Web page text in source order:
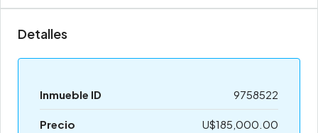
Detalles
Inmueble ID 9758522
Precio U$185,000.00